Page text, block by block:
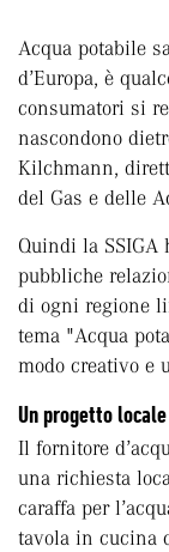
Acqua potabile
d’Europa, è
consumatori si
nascondono
Kilchmann,
del Gas e delle
Quindi la SSIGA
pubbliche
di ogni regione
tema "Acqua
modo creativo e
Un progetto
Il fornitore
una richiesta
caraffa per
tavola in cucina